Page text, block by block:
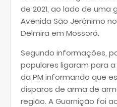
de 2021, ao lado de uma
Avenida São Jerônimo
Delmira em Mossoró.
Segundo informações,
populares ligaram para
da PM informando que
disparos de arma de
região. A Guarnição foi